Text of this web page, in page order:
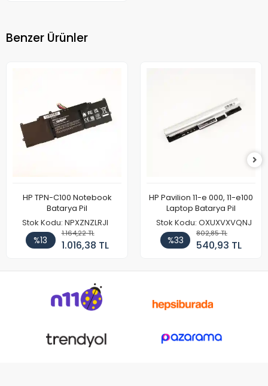
Benzer Ürünler
HP TPN-C100 Notebook
Batarya Pil
Stok Kodu: NPXZNZLRJI
%13
1.164,22 TL
1.016,38 TL
HP Pavilion 11-e 000, 11-e100
Laptop Batarya Pil
Stok Kodu: OXUXVXVQNJ
%33
802,85 TL
540,93 TL